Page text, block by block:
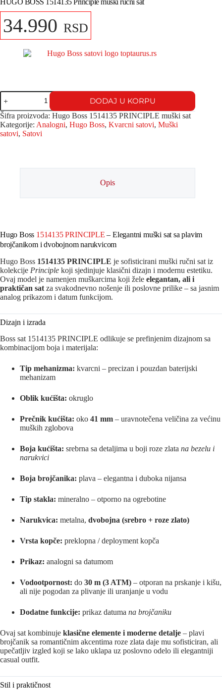
34.990 RSD
DODAJ U KORPU
Šifra proizvoda: Hugo Boss 1514135 PRINCIPLE muški sat
Kategorije: Analogni, Hugo Boss, Kvarcni satovi, Muški
satovi, Satovi
Opis
Hugo Boss 1514135 PRINCIPLE – Elegantni muški sat sa plavim
brojčanikom i dvobojnom narukvicom
Hugo Boss 1514135 PRINCIPLE je sofisticirani muški ručni sat iz
kolekcije Principle koji sjedinjuje klasični dizajn i modernu estetiku.
Ovaj model je namenjen muškarcima koji žele elegantan, ali i
praktičan sat za svakodnevno nošenje ili poslovne prilike – sa jasnim
analog prikazom i datum funkcijom.
Dizajn i izrada
Boss sat 1514135 PRINCIPLE odlikuje se prefinjenim dizajnom sa
kombinacijom boja i materijala:
Tip mehanizma: kvarcni – precizan i pouzdan baterijski
mehanizam
Oblik kućišta: okruglo
Prečnik kućišta: oko 41 mm – uravnotečena veličina za većinu
muških zglobova
Boja kućišta: srebrna sa detaljima u boji roze zlata na bezelu i
narukvici
Boja brojčanika: plava – elegantna i duboka nijansa
Tip stakla: mineralno – otporno na ogrebotine
Narukvica: metalna, dvobojna (srebro + roze zlato)
Vrsta kopče: preklopna / deployment kopča
Prikaz: analogni sa datumom
Vodootpornost: do 30 m (3 ATM) – otporan na prskanje i kišu,
ali nije pogodan za plivanje ili uranjanje u vodu
Dodatne funkcije: prikaz datuma na brojčaniku
Ovaj sat kombinuje klasične elemente i moderne detalje – plavi
brojčanik sa romantičnim akcentima roze zlata daje mu sofisticiran, ali
upečatljiv izgled koji se lako uklapa uz poslovno odelo ili elegantniji
casual outfit.
Stil i praktičnost